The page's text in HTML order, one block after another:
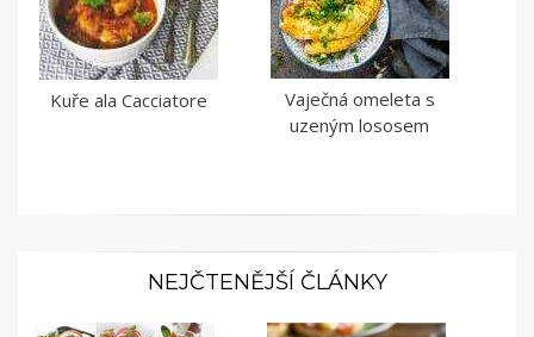
Kuře ala Cacciatore
Vaječná omeleta s
uzeným lososem
NEJČTENĚJŠÍ ČLÁNKY